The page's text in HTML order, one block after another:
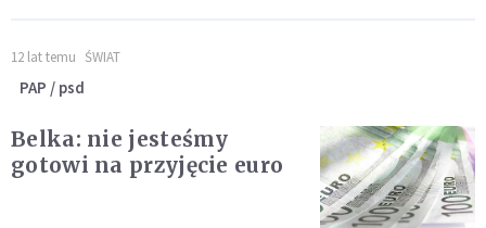
12 lat temu ŚWIAT
PAP / psd
Belka: nie jesteśmy
gotowi na przyjęcie euro